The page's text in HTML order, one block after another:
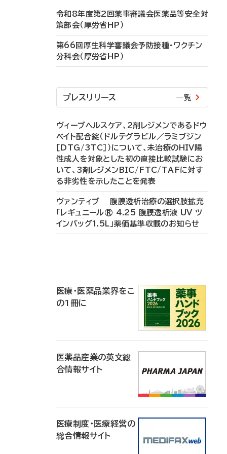
令和8年度第2回薬事審議会医薬品等安全対
策部会（厚労省HP）
第66回厚生科学審議会予防接種・ワクチン
分科会（厚労省HP）
プレスリリース 一覧
ヴィーブヘルスケア、2剤レジメンであるドウ
ベイト配合錠（ドルテグラビル／ラミブジン
［DTG/3TC］）について、未治療のHIV陽
性成人を対象とした初の直接比較試験にお
いて、3剤レジメンBIC/FTC/TAFに対す
る非劣性を示したことを発表
ヴァンティブ 腹膜透析治療の選択肢拡充
「レギュニール® 4.25 腹膜透析液 UV ツ
インバッグ1.5L」薬価基準収載のお知らせ
医療・医薬品業界をこ
の1冊に
医薬品産業の英文総
合情報サイト
医療制度・医療経営の
総合情報サイト